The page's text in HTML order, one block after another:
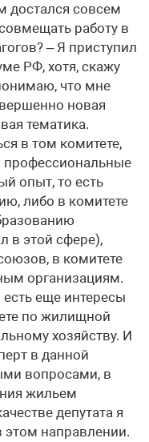
достался совсем
работу в
– Я приступил
РФ, хотя, скажу
что мне
новая
тематика.
в том комитете,
профессиональные
опыт, то есть
либо в комитете
в этой сфере),
в комитете
организациям.
еще интересы
по жилищной
хозяйству. И
в данной
вопросами, в
жильем
депутата я
этом направлении.